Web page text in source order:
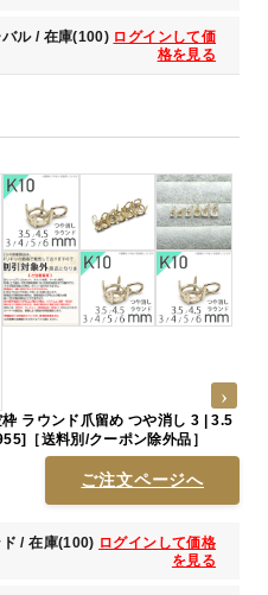
ル / 在庫(100) ログインして価
格を見る
ラウンド爪留め つや消し 3 | 3.5
［送料別/クーポン除外品］
ご注文ページへ
/ 在庫(100) ログインして価格
を見る